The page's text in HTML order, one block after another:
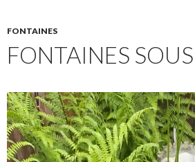
FONTAINES
FONTAINES